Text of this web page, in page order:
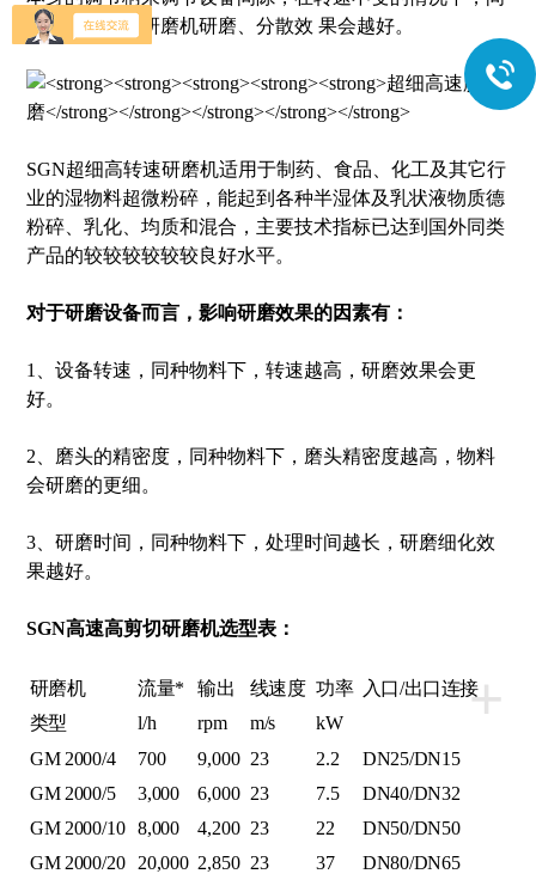
隙越小，高速研磨机研磨、分散效 果会越好。
SGN超细高转速研磨机适用于制药、食品、化工及其它行
业的湿物料超微粉碎，能起到各种半湿体及乳状液物质德
粉碎、乳化、均质和混合，主要技术指标已达到国外同类
产品的较较较较较较良好水平。
对于研磨设备而言，影响研磨效果的因素有：
1、设备转速，同种物料下，转速越高，研磨效果会更
好。
2、磨头的精密度，同种物料下，磨头精密度越高，物料
会研磨的更细。
3、研磨时间，同种物料下，处理时间越长，研磨细化效
果越好。
SGN高速高剪切研磨机选型表：
+
研磨机 流量* 输出 线速度 功率 入口/出口连接
类型
l/h rpm m/s
kW
GM 2000/4
700 9,000 23 2.2
DN25/DN15
GM 2000/5
3,000 6,000 23 7.5
DN40/DN32
GM 2000/10
8,000 4,200 23 22
DN50/DN50
GM 2000/20
20,000 2,850 23 37
DN80/DN65